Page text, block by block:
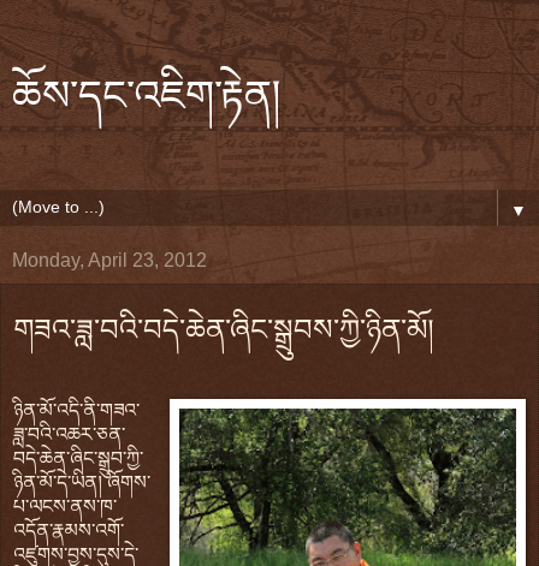
ཆོས་དང་འཇིག་རྟེན།
▼
Monday, April 23, 2012
གཟའ་ཟླ་བའི་བདེ་ཆེན་ཞིང་སྒྲུབས་ཀྱི་ཉིན་མོ།
ཉིན་མོ་འདི་ནི་གཟའ་
ཟླ་བའི་འཆར་ཅན་
བདེ་ཆེན་ཞིང་སྒྲུབ་ཀྱི་
ཉིན་མོ་དེ་ཡིན། ཞོགས་
པ་ལངས་ནས་ཁ་
འདོན་རྣམས་འགོ་
འཛུགས་བྱས་དུས་དེ་